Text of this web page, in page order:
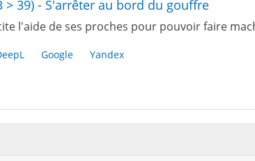
> 39) - S'arrêter au bord du gouffre
l'aide de ses proches pour pouvoir faire
Google Yandex